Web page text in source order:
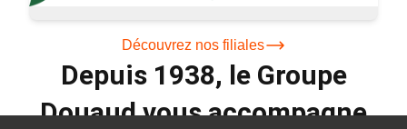
Découvrez nos filiales
Depuis 1938, le Groupe
Douaud vous accompagne